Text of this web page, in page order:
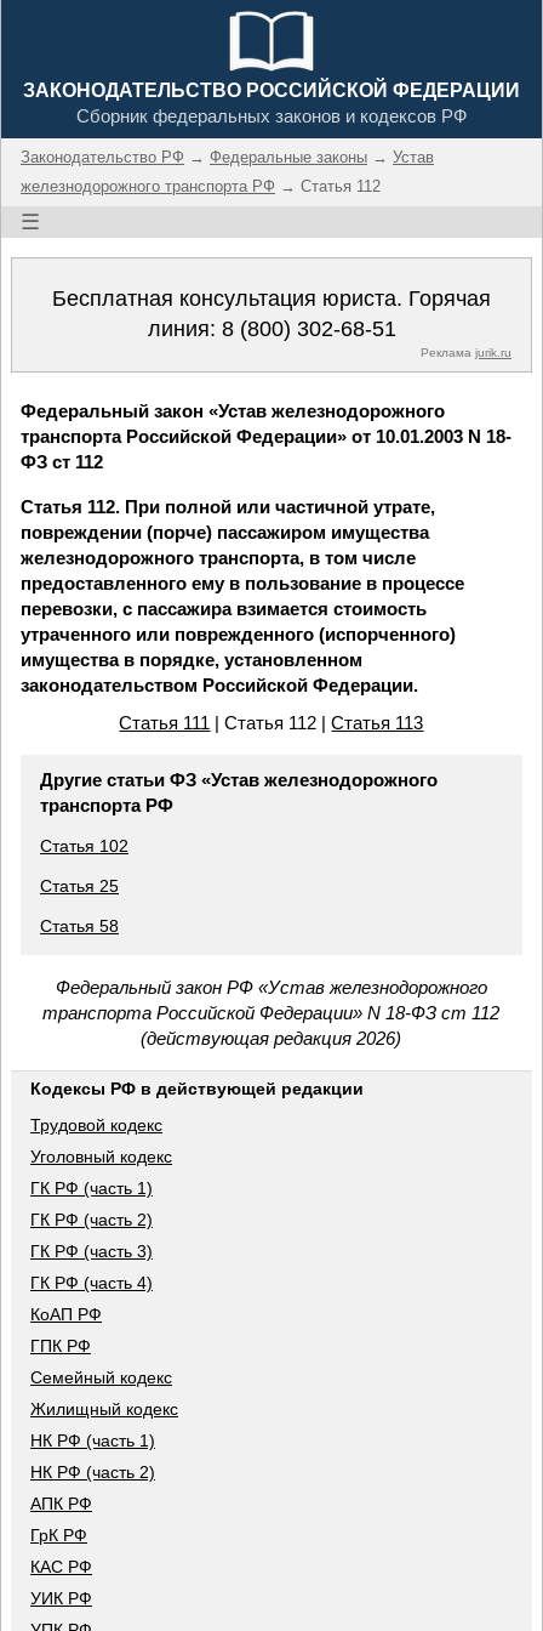
ЗАКОНОДАТЕЛЬСТВО РОССИЙСКОЙ ФЕДЕРАЦИИ
Сборник федеральных законов и кодексов РФ
Законодательство РФ → Федеральные законы → Устав
железнодорожного транспорта РФ → Статья 112
☰
Бесплатная консультация юриста. Горячая
линия: 8 (800) 302-68-51
Реклама jurik.ru
Федеральный закон «Устав железнодорожного
транспорта Российской Федерации» от 10.01.2003 N 18-
ФЗ ст 112
Статья 112. При полной или частичной утрате,
повреждении (порче) пассажиром имущества
железнодорожного транспорта, в том числе
предоставленного ему в пользование в процессе
перевозки, с пассажира взимается стоимость
утраченного или поврежденного (испорченного)
имущества в порядке, установленном
законодательством Российской Федерации.
Статья 111 | Статья 112 |Статья 113
Другие статьи ФЗ «Устав железнодорожного
транспорта РФ
Статья 102
Статья 25
Статья 58
Федеральный закон РФ «Устав железнодорожного
транспорта Российской Федерации» N 18-ФЗ ст 112
(действующая редакция 2026)
Кодексы РФ в действующей редакции
Трудовой кодекс
Уголовный кодекс
ГК РФ (часть 1)
ГК РФ (часть 2)
ГК РФ (часть 3)
ГК РФ (часть 4)
КоАП РФ
ГПК РФ
Семейный кодекс
Жилищный кодекс
НК РФ (часть 1)
НК РФ (часть 2)
АПК РФ
ГрК РФ
КАС РФ
УИК РФ